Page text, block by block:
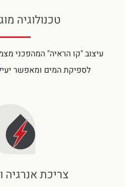
טכנולוגיה
עיצוב "קו הראיה" המהפכני
לספיקת המים ומאפשר
צריכת אנרגיה